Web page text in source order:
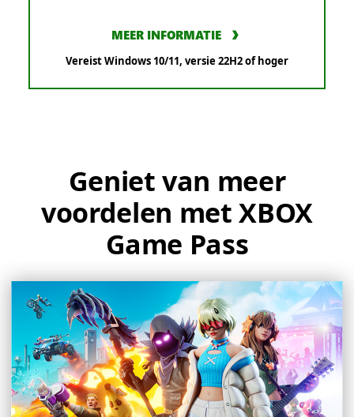
MEER INFORMATIE
Vereist Windows 10/11, versie 22H2 of hoger
Geniet van meer
voordelen met XBOX
Game Pass